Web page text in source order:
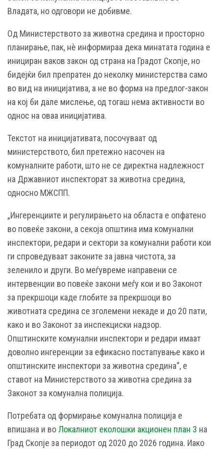
Владата, но одговори не добивме.
Од Министерството за животна средина и просторно
планирање, пак, нѐ информираа дека минатата година е
инициран ваков закон од страна на Градот Скопје, но
бидејќи бил препратен до неколку министерства само
во вид на иницијатива, а не во форма на предлог-закон
на кој би дале мислење, од тогаш нема активности во
однос на оваа иницијатива.
Текстот на иницијативата, посочуваат од
министерството, бил претежно насочен на
комуналните работи, што не се директна надлежност
на Државниот инспекторат за животна средина,
односно МЖСПП.
„Ингеренциите и регулирањето на областа е опфатено
во повеќе закони, а секоја општина има комунални
инспектори, редари и сектори за комунални работи кои
ги спроведуваат законите за јавна чистота, за
зеленило и други. Во меѓувреме направени се
интервенции во повеќе закони меѓу кои и во Законот
за прекршоци каде глобите за прекршоци во
животната средина се зголемени некаде и до 20 пати,
како и во Законот за инспекциски надзор.
Општинските комунални инспектори и редари имаат
доволно ингеренции за ефикасно постапување како и
општинските инспектори за животна средина“, е
ставот на Министерството за животна средина за
Законот за комунална полиција.
Потребата од формирање комунална полиција е
впишана и воЛокалниот еколошки акционен план 3 на
Град Скопје за периодот од 2020 до 2026 година. Иако